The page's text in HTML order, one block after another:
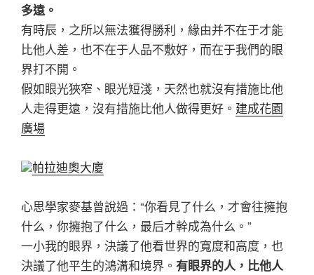
多遠。
有時辰，之所以無法獲得勝利，緣由并不在于才能
比他人差，也不在于人品不敷好，而在于我們的眼
界打不開。
假如眼光狹窄、眼光短淺，天然也就沒有措施比他
人走得更遠，沒有措施比他人做得更好。 建成花園
廣場
帕拉迪奧大廈
心思學家麥基曾說過：“你看見了什么，才會往擁抱
什么，你擁抱了什么，最后才幹成為什么。”
一小我的眼界，決議了他看世界的寬度和高度，也
決議了他平生的鴻溝和境界。 有眼界的人，比他人